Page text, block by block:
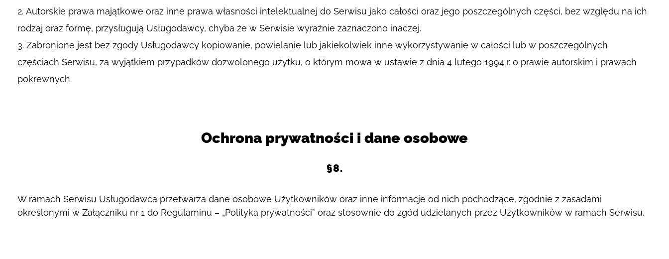
Autorskie prawa majątkowe oraz inne prawa własności intelektualnej do Serwisu jako całości oraz jego poszczególnych części, bez względu na ich
rodzaj oraz formę, przysługują Usługodawcy, chyba że w Serwisie wyraźnie zaznaczono inaczej.
Zabronione jest bez zgody Usługodawcy kopiowanie, powielanie lub jakiekolwiek inne wykorzystywanie w całości lub w poszczególnych
częściach Serwisu, za wyjątkiem przypadków dozwolonego użytku, o którym mowa w ustawie z dnia 4 lutego 1994 r. o prawie autorskim i prawach
pokrewnych.
Ochrona prywatności i dane osobowe
§8.
W ramach Serwisu Usługodawca przetwarza dane osobowe Użytkowników oraz inne informacje od nich pochodzące, zgodnie z zasadami
określonymi w Załączniku nr 1 do Regulaminu – „Polityka prywatności” oraz stosownie do zgód udzielanych przez Użytkowników w ramach Serwisu.